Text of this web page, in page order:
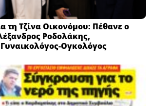
τη Τζίνα Οικονόμου: Πέθανε ο
Ροδολάκης,
Ογκολόγος